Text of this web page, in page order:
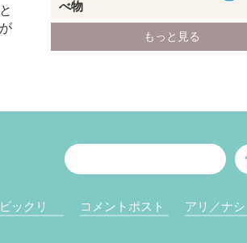
ビックリ コメントポスト アリ／ナシ